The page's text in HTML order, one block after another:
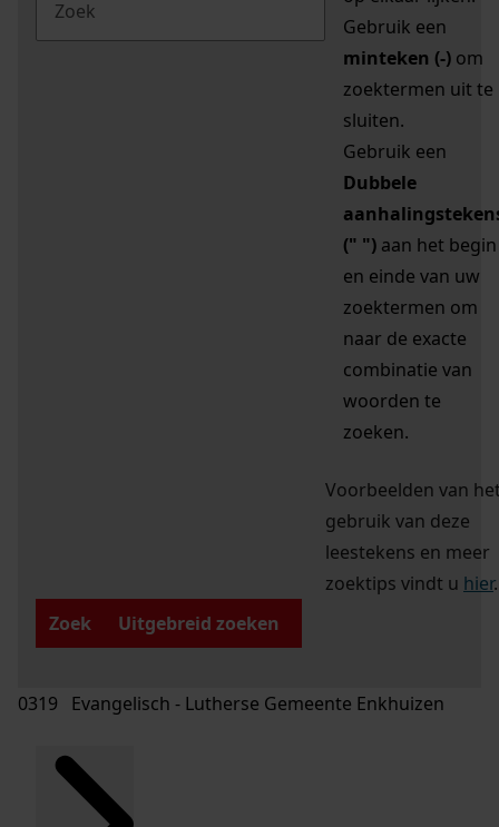
Gebruik een
minteken (-) om
zoektermen uit te
sluiten.
Gebruik een
Dubbele
(" ") aan het begin
en einde van uw
zoektermen om
naar de exacte
combinatie van
woorden te
zoeken.
Voorbeelden van
gebruik van deze
leestekens en meer
zoektips vindt u hier.
Zoek
Uitgebreid zoeken
0319 Evangelisch - Lutherse Gemeente Enkhuizen